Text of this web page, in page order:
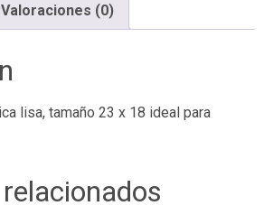
Valoraciones (0)
lisa, tamaño 23 x 18 ideal para